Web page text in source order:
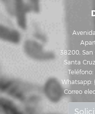
38200, San
Santa
Whatsapp:
Correo